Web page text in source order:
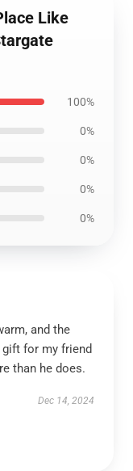
Like
100%
0%
0%
0%
0%
and the
for my friend
than he does.
Dec 14, 2024